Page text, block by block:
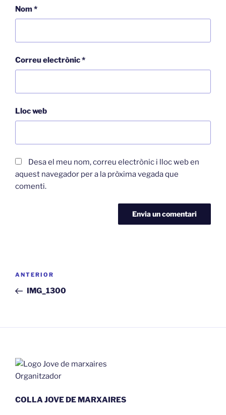
Nom*
Correu electrònic*
Lloc web
Desa el meu nom, correu electrònic i lloc web en
aquest navegador per a la pròxima vegada que
comenti.
Navegació
Entrada
anterior
ANTERIOR
IMG_1300
Organitzador
COLLA JOVE DE MARXAIRES